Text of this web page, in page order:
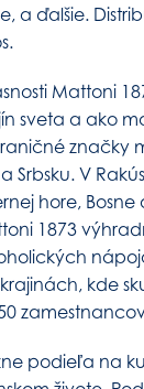
a ďalšie.
Mattoni
sveta a ako
značky
Srbsku. V
hore,
1873
kde
podieľa na